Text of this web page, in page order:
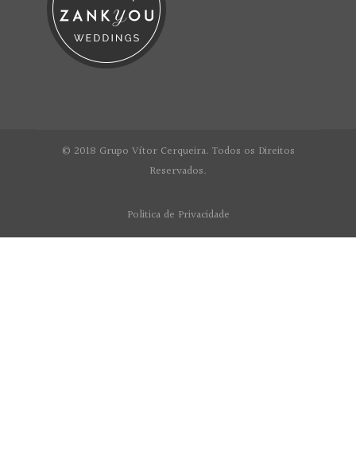
© 2018 Grupo Vítor Cerqueira. Todos os Direitos
Reservados.
Politica de Privacidade